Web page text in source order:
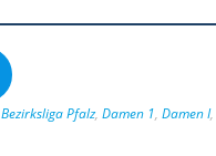
Bezirksliga Pfalz, Damen 1, Damen I,